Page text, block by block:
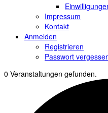
Impressum
Kontakt
Anmelden
Registrieren
Passwort
0 Veranstaltungen gefunden.